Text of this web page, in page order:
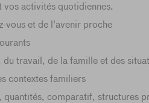
activités quotidiennes.
vous et de l'avenir proche
travail, de la famille et des
contextes familiers
comparatif, structures